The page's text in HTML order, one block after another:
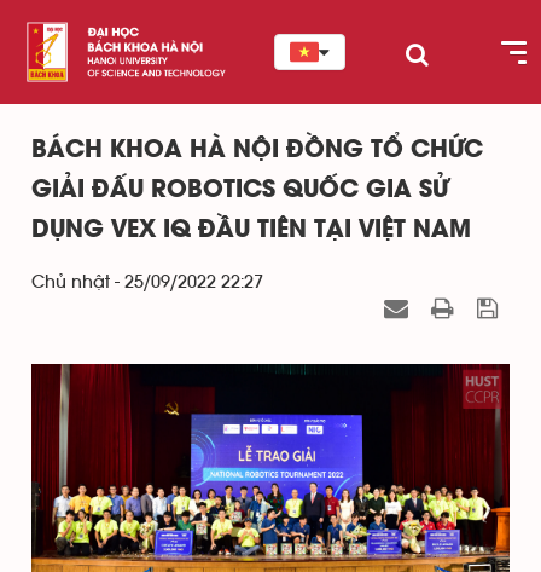
BÁCH KHOA HÀ NỘI ĐỒNG TỔ CHỨC
GIẢI ĐẤU ROBOTICS QUỐC GIA SỬ
DỤNG VEX IQ ĐẦU TIÊN TẠI VIỆT NAM
Chủ nhật - 25/09/2022 22:27